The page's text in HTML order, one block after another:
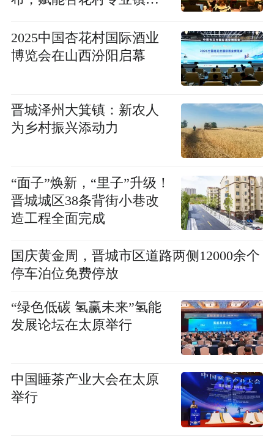
2025中国杏花村国际酒业
博览会在山西汾阳启幕
晋城泽州大箕镇：新农人
为乡村振兴添动力
“面子”焕新，“里子”升级！
晋城城区38条背街小巷改
造工程全面完成
国庆黄金周，晋城市区道路两侧12000余个
停车泊位免费停放
“绿色低碳 氢赢未来”氢能
发展论坛在太原举行
中国睡茶产业大会在太原
举行